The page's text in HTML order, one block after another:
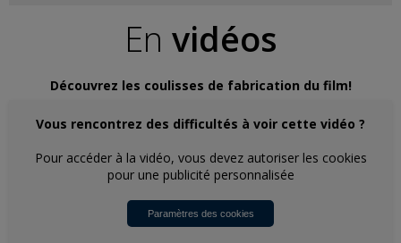
En vidéos
Découvrez les coulisses de fabrication du film!
Vous rencontrez des difficultés à voir cette vidéo ?
Pour accéder à la vidéo, vous devez autoriser les cookies
pour une publicité personnalisée
Paramètres des cookies